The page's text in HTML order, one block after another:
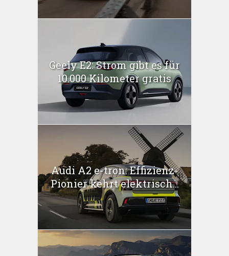
Geely E2: Strom gibt es für
10.000 Kilometer gratis
Audi A2 e-tron: Effizienz-
Pionier kehrt elektrisch...